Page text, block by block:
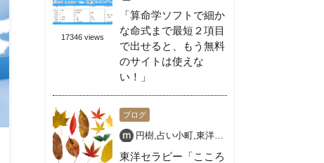
17346 views
「算命学ソフトで細か
な命式まで最短２項目
で出せると、もう無料
のサイトは使えな
い！」
ブログ
円樹 占い小町 東洋セラピー
東洋セラピー「こころ